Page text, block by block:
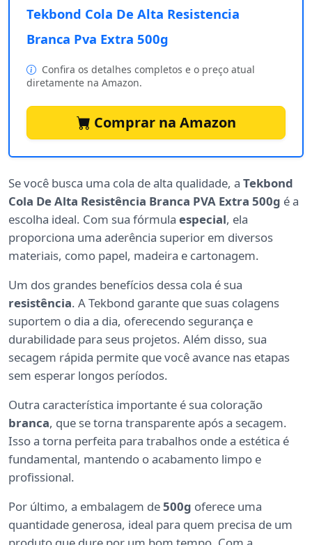
Tekbond Cola De Alta Resistencia
Branca Pva Extra 500g
Confira os detalhes completos e o preço atual
diretamente na Amazon.
Comprar na Amazon
Se você busca uma cola de alta qualidade, a Tekbond
Cola De Alta Resistência Branca PVA Extra 500g é a
escolha ideal. Com sua fórmula especial, ela
proporciona uma aderência superior em diversos
materiais, como papel, madeira e cartonagem.
Um dos grandes benefícios dessa cola é sua
resistência. A Tekbond garante que suas colagens
suportem o dia a dia, oferecendo segurança e
durabilidade para seus projetos. Além disso, sua
secagem rápida permite que você avance nas etapas
sem esperar longos períodos.
Outra característica importante é sua coloração
branca, que se torna transparente após a secagem.
Isso a torna perfeita para trabalhos onde a estética é
fundamental, mantendo o acabamento limpo e
profissional.
Por último, a embalagem de500g oferece uma
quantidade generosa, ideal para quem precisa de um